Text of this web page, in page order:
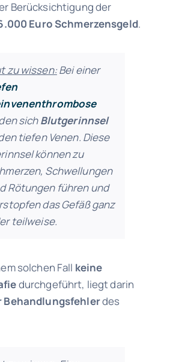
Berücksichtigung der
Euro Schmerzensgeld.
zu wissen:Bei einer
sichBlutgerinnsel
tiefen Venen. Diese
können zu
Schwellungen
Rötungen führen und
das Gefäß ganz
teilweise.
solchen Fall keine
durchgeführt, liegt darin
Behandlungsfehlerdes